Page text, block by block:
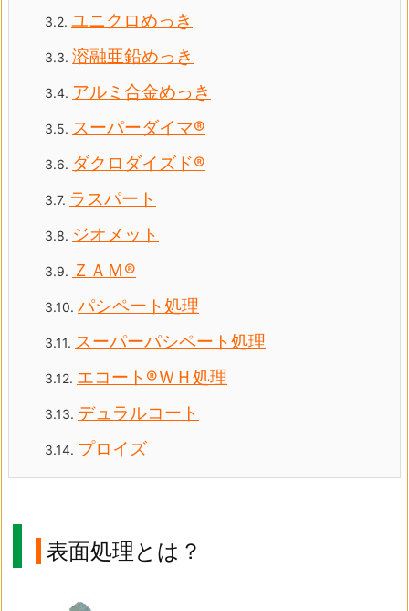
3.2. ユニクロめっき
3.3. 溶融亜鉛めっき
3.4. アルミ合金めっき
3.5. スーパーダイマ®
3.6. ダクロダイズド®
3.7. ラスパート
3.8. ジオメット
3.9. ＺＡＭ®
3.10. パシペート処理
3.11. スーパーパシペート処理
3.12. エコート®ＷＨ処理
3.13. デュラルコート
3.14. プロイズ
表面処理とは？